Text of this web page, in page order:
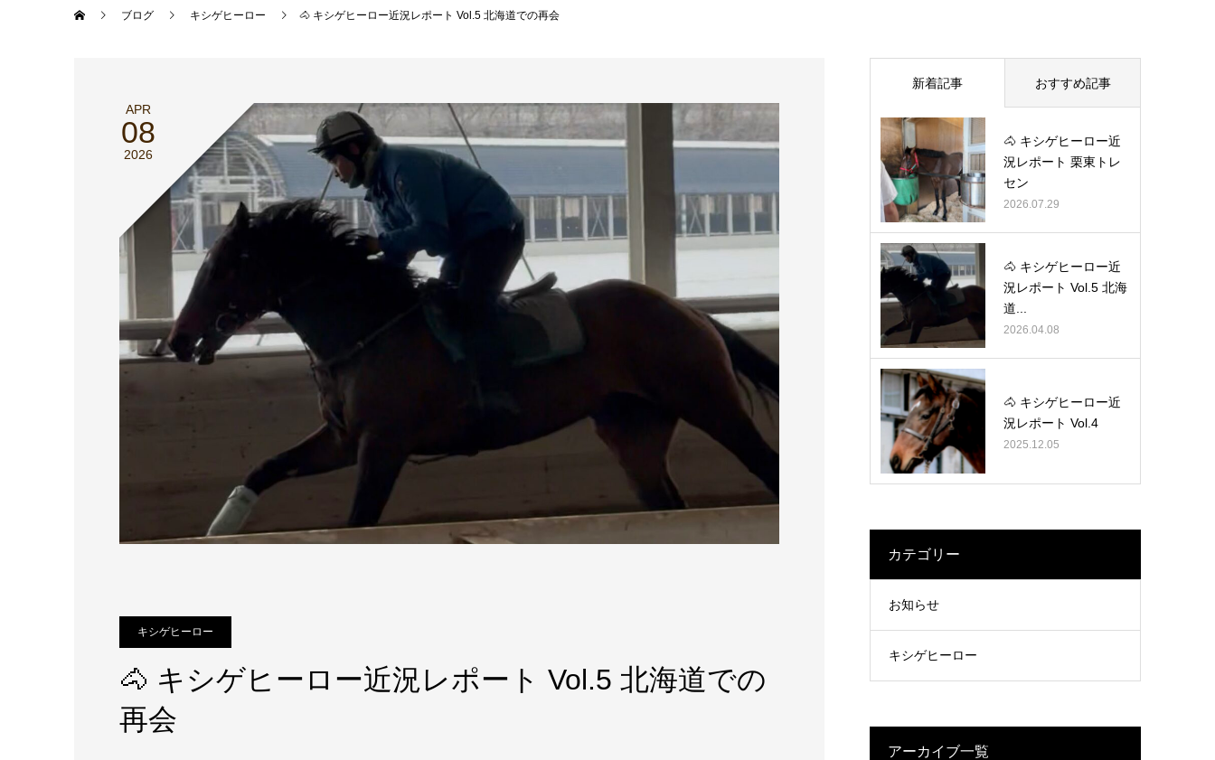
ブログ キシゲヒーロー 🐴 キシゲヒーロー近況レポート Vol.5 北海道での再会
APR
08
2026
キシゲヒーロー
🐴 キシゲヒーロー近況レポート Vol.5 北海道での
再会
新着記事 おすすめ記事
🐴 キシゲヒーロー近
況レポート 栗東トレ
セン
2026.07.29
🐴 キシゲヒーロー近
況レポート Vol.5 北海
道...
2026.04.08
🐴 キシゲヒーロー近
況レポート Vol.4
2025.12.05
カテゴリー
お知らせ
キシゲヒーロー
アーカイブ一覧